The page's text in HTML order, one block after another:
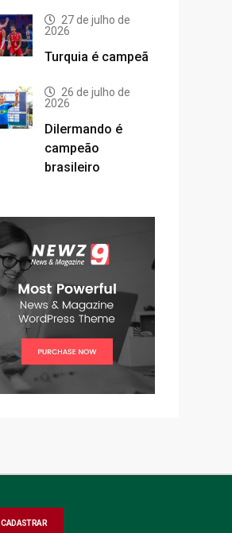
27 de julho de
2026
Turquia é campeã
26 de julho de
2026
Dilermando é
campeão
brasileiro
CADASTRAR